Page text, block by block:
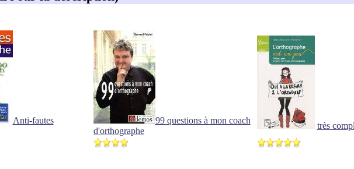
Anti-fautes
99 questions à mon coach
d'orthographe
très